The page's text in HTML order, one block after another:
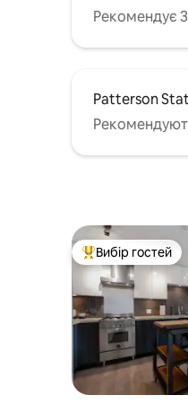
Рекомендує
Patterson
Топ вибір гостей
Вибір гостей